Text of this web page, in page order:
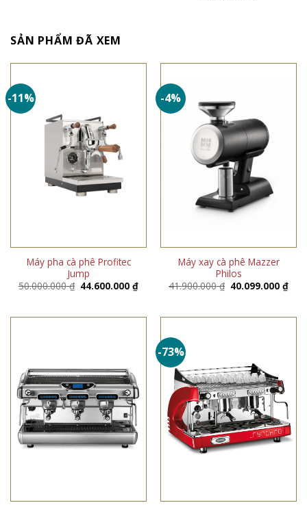
SẢN PHẨM ĐÃ XEM
-11%
Máy pha cà phê Profitec
Jump
50.000.000₫ Giá
gốc
44.600.000₫Giá
44.600.000 ₫.
-4%
Máy xay cà phê Mazzer
Philos
41.900.000₫ Giá
gốc
40.099.000₫Giá
-73%